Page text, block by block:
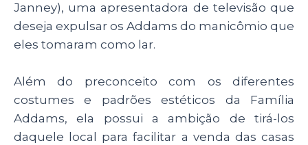
Janney), uma apresentadora de televisão que
deseja expulsar os Addams do manicômio que
eles tomaram como lar.
Além do preconceito com os diferentes
costumes e padrões estéticos da Família
Addams, ela possui a ambição de tirá-los
daquele local para facilitar a venda das casas